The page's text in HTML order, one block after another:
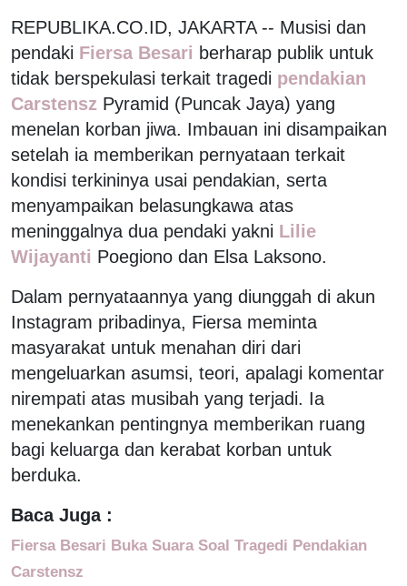
REPUBLIKA.CO.ID, JAKARTA -- Musisi dan
pendaki Fiersa Besari berharap publik untuk
tidak berspekulasi terkait tragedi pendakian
Carstensz Pyramid (Puncak Jaya) yang
menelan korban jiwa. Imbauan ini disampaikan
setelah ia memberikan pernyataan terkait
kondisi terkininya usai pendakian, serta
menyampaikan belasungkawa atas
meninggalnya dua pendaki yakni Lilie
Wijayanti Poegiono dan Elsa Laksono.
Dalam pernyataannya yang diunggah di akun
Instagram pribadinya, Fiersa meminta
masyarakat untuk menahan diri dari
mengeluarkan asumsi, teori, apalagi komentar
nirempati atas musibah yang terjadi. Ia
menekankan pentingnya memberikan ruang
bagi keluarga dan kerabat korban untuk
berduka.
Baca Juga :
Fiersa Besari Buka Suara Soal Tragedi Pendakian
Carstensz